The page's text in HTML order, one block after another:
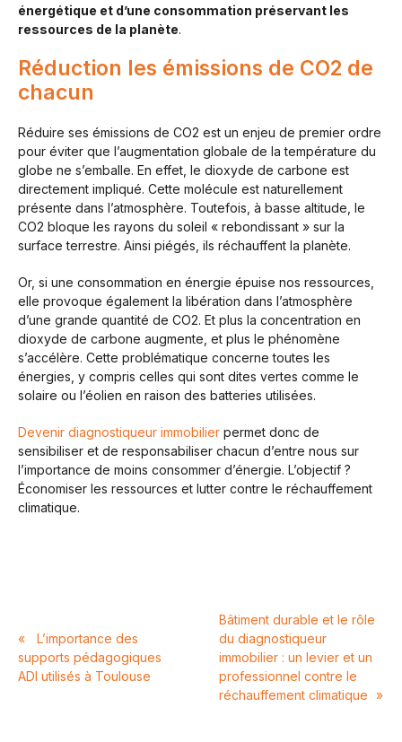
énergétique et d’une consommation préservant les
ressources de la planète.
Réduction les émissions de CO2 de
chacun
Réduire ses émissions de CO2 est un enjeu de premier ordre
pour éviter que l’augmentation globale de la température du
globe ne s’emballe. En effet, le dioxyde de carbone est
directement impliqué. Cette molécule est naturellement
présente dans l’atmosphère. Toutefois, à basse altitude, le
CO2 bloque les rayons du soleil « rebondissant » sur la
surface terrestre. Ainsi piégés, ils réchauffent la planète.
Or, si une consommation en énergie épuise nos ressources,
elle provoque également la libération dans l’atmosphère
d’une grande quantité de CO2. Et plus la concentration en
dioxyde de carbone augmente, et plus le phénomène
s’accélère. Cette problématique concerne toutes les
énergies, y compris celles qui sont dites vertes comme le
solaire ou l’éolien en raison des batteries utilisées.
Devenir diagnostiqueur immobilier permet donc de
sensibiliser et de responsabiliser chacun d’entre nous sur
l’importance de moins consommer d’énergie. L’objectif ?
Économiser les ressources et lutter contre le réchauffement
climatique.
«
L’importance des
supports pédagogiques
ADI utilisés à Toulouse
Bâtiment durable et le rôle
du diagnostiqueur
immobilier : un levier et un
professionnel contre le
réchauffement climatique »